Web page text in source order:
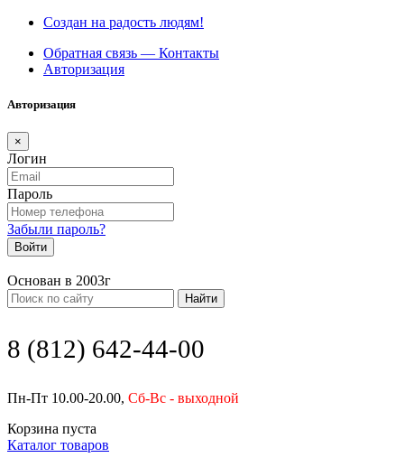
Создан на радость людям!
Обратная связь — Контакты
Авторизация
Авторизация
×
Логин
Пароль
Забыли пароль?
Войти
Основан в 2003г
Найти
8 (812) 642-44-00
Пн-Пт 10.00-20.00, Сб-Вс - выходной
Корзина пуста
Каталог товаров